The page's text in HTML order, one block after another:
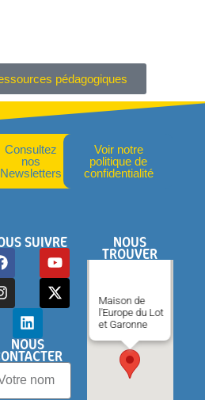
pédagogiques
Consultez
nos
Newsletters
Voir notre
politique de
confidentialité
SUIVRE
NOUS
NOUS
TROUVER
Maison de
l'Europe du Lot
et Garonne